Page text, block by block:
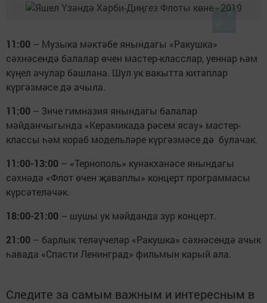
11:00 – Музыка мәктәбе янындагы «Ракушка»
сәхнәсендә балалар өчен мастер-класслар, уеннар һәм
күңел ачулар башлана. Шул ук вакытта китаплар
күргәзмәсе дә ачыла.
11:00 – 3нче гимназия янындагы балалар
мәйданчыгында «Керамикада рәсем ясау» мастер-
классы һәм кораб модельләре күргәзмәсе дә булачак.
11:00-13:00 – «Тернополь» кунакханәсе янындагы
сәхнәдә «Флот өчен җавап­лы» концерт программасы
күрсәтеләчәк.
18:00-21:00 – шушы ук мәйданда зур концерт.
21:00 – барлык теләүчеләр «Ракушка» сәхнәсендә ачык
һавада «Спасти Ленинград» фильмын карый ала.
Следите за самым важным и интересным в